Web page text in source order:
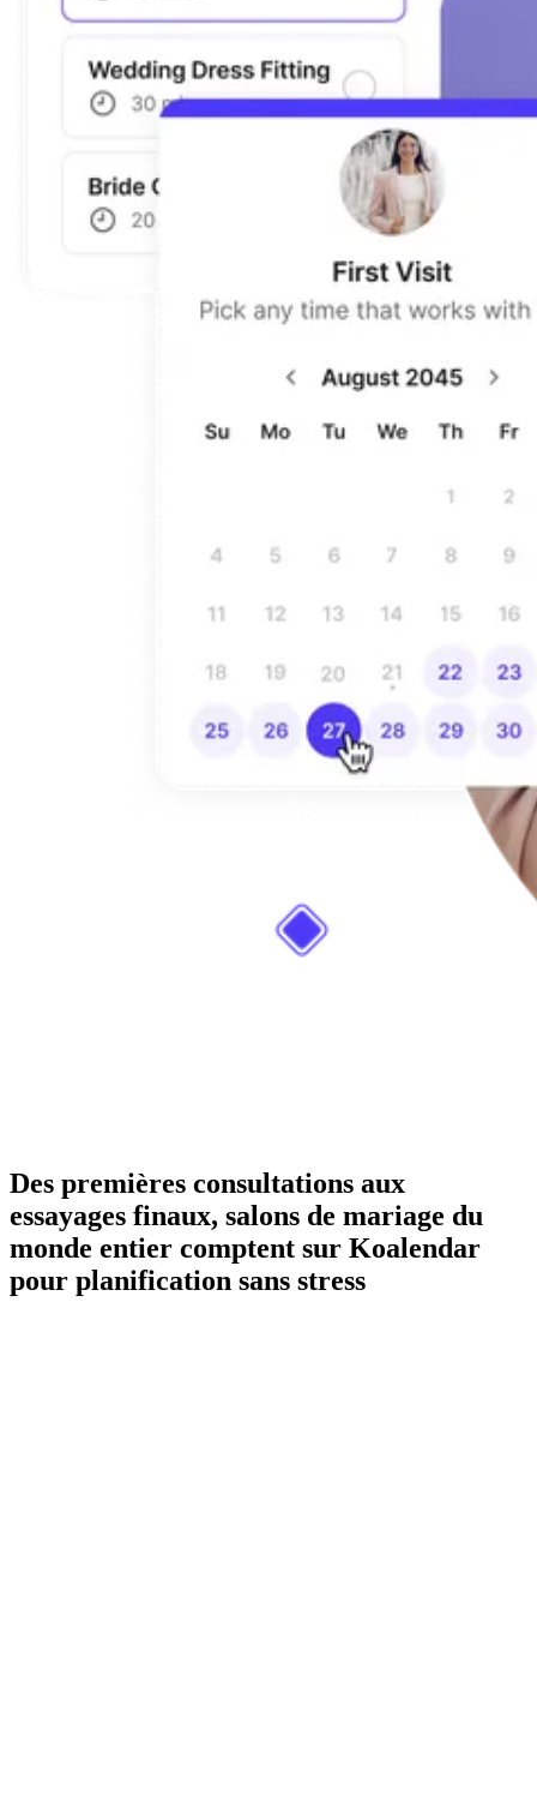
Des premières consultations aux
essayages finaux, salons de mariage du
monde entier comptent sur Koalendar
pour planification sans stress